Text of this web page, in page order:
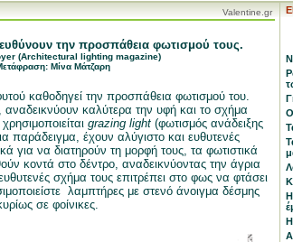
Valentine.gr
την προσπάθεια φωτισμού τους.
(Architectural lighting magazine)
Μίνα Μάτζαρη
καθοδηγεί την προσπάθεια φωτισμού του.
καλύτερα την υφή και το σχήμα
grazing light (φωτισμός ανάδειξης
παράδειγμα, έχουν αλύγιστο και ευθυτενές
για να διατηρούν τη μορφή τους, τα φωτιστικά
κοντά στο δέντρο, αναδεικνύοντας την άγρια
σχήμα τους επιτρέπει στο φως να φτάσει
λαμπτήρες με στενό άνοιγμα δέσμης
σε φοίνικες.
Η